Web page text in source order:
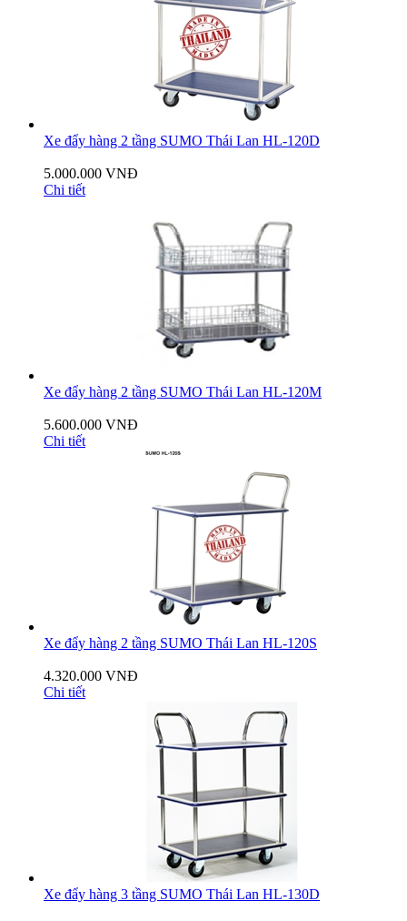
Xe đẩy hàng 2 tầng SUMO Thái Lan HL-120D
5.000.000 VNĐ
Chi tiết
Xe đẩy hàng 2 tầng SUMO Thái Lan HL-120M
5.600.000 VNĐ
Chi tiết
Xe đẩy hàng 2 tầng SUMO Thái Lan HL-120S
4.320.000 VNĐ
Chi tiết
Xe đẩy hàng 3 tầng SUMO Thái Lan HL-130D